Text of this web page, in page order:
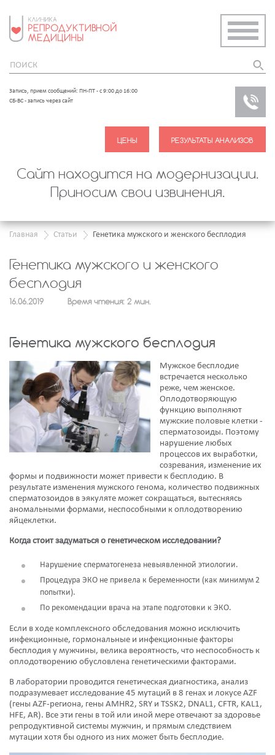
Запись, прием сообщений: ПН-ПТ - с 9:00 до 16:00
СБ-ВС - запись через сайт
Сайт находится на модернизации.
Приносим свои извинения.
Главная Статьи Генетика мужского и женского бесплодия
Генетика мужского и женского
бесплодия
16.06.2019 Время чтения: 2 мин.
Генетика мужского бесплодия
Мужское бесплодие
встречается несколько
реже, чем женское.
Оплодотворяющую
функцию выполняют
мужские половые клетки -
сперматозоиды. Поэтому
нарушение любых
процессов их выработки,
созревания, изменение их
формы и подвижности может привести к бесплодию. В
результате изменения мужского генома, количество подвижных
сперматозоидов в эякуляте может сокращаться, вытесняясь
аномальными формами, неспособными к оплодотворению
яйцеклетки.
Когда стоит задуматься о генетическом исследовании?
Нарушение сперматогенеза невыявленной этиологии.
Процедура ЭКО не привела к беременности (как минимум 2
попытки).
По рекомендации врача на этапе подготовки к ЭКО.
Если в ходе комплексного обследования можно исключить
инфекционные, гормональные и инфекционные факторы
бесплодия у мужчины, велика вероятность, что неспособность к
оплодотворению обусловлена генетическими факторами.
В лаборатории проводится генетическая диагностика, анализ
подразумевает исследование 45 мутаций в 8 генах и локусе AZF
(гены AZF-региона, гены AMHR2, SRY и TSSK2, DNAL1, CFTR, KAL1,
HFE, AR). Все эти гены в той или иной мере отвечают за здоровье
репродуктивной системы мужчин, и прямым следствием
мутации хотя бы одного из них может быть бесплодие.